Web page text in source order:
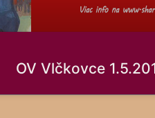
OV Vlčkovce